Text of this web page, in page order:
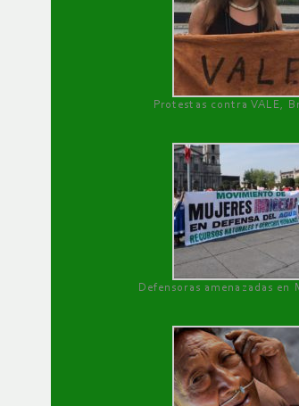
Protestas contra VALE,
Defensoras amenazadas en